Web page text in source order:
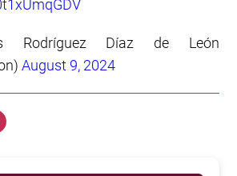
Díaz de León
August 9, 2024